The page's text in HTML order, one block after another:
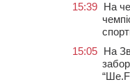
15:39 На
15:05 На